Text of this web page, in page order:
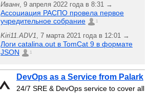
Иванн, 9 апреля 2022 года в 8:31 →
Ассоциация РАСПО провела первое
учредительное собрание
1
Kiri11.ADV1, 7 марта 2021 года в 12:01 →
Логи catalina.out в TomCat 9 в формате
JSON
1
DevOps as a Service from Palark
24/7 SRE & DevOps service to cover all